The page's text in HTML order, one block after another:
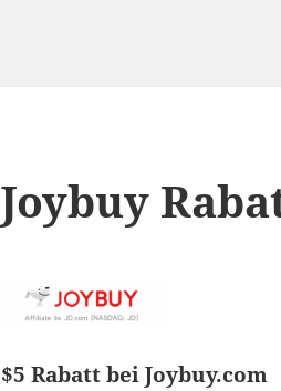
Joybuy
$5 Rabatt bei Joybuy.com